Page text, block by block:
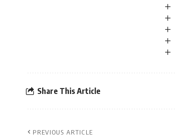
Share This Article
PREVIOUS ARTICLE